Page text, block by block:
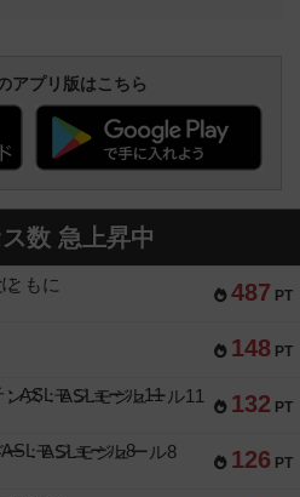
アプリ版はこちら
数 急上昇中
487 PT
ともに
148 PT
132 PT
ズ：ASLモジュール11
126 PT
ー：ASLモジュール8